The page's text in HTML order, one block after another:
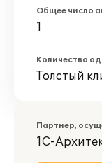
Общее число
1
Количество
Толстый
Партнер,
1С-